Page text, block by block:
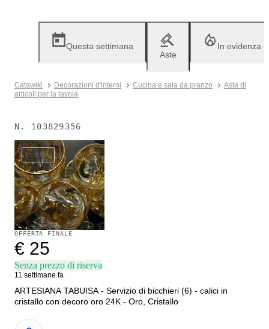
Questa settimana
Aste
In evidenza
Catawiki Decorazioni d'interni Cucina e sala da pranzo
Asta di
articoli per la tavola
N. 103829356
Venduto
OFFERTA FINALE
€ 25
Senza prezzo di riserva
11 settimane fa
ARTESIANA TABUISA - Servizio di bicchieri (6) - calici in
cristallo con decoro oro 24K - Oro, Cristallo